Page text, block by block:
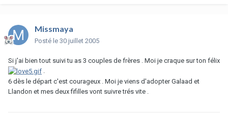
Missmaya
Posté le 30 juillet 2005
Si j'ai bien tout suivi tu as 3 couples de frères . Moi je craque sur ton félix
.
6 dès le départ c'est courageux . Moi je viens d'adopter Galaad et
Llandon et mes deux fifilles vont suivre trés vite .